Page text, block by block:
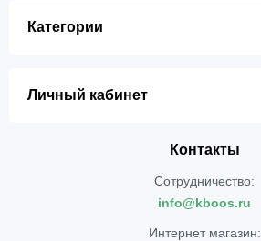
Категории
Личный кабинет
Контакты
Сотрудничество:
info@kboos.ru
Интернет магазин: